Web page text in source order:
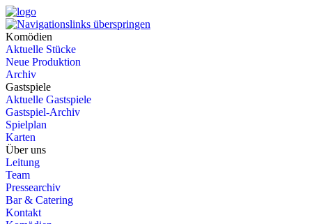
Komödien
Aktuelle Stücke
Neue Produktion
Archiv
Gastspiele
Aktuelle Gastspiele
Gastspiel-Archiv
Spielplan
Karten
Über uns
Leitung
Team
Pressearchiv
Bar & Catering
Kontakt